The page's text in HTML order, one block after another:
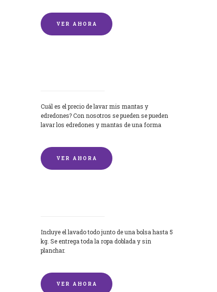
VER AHORA
Cuál es el precio de lavar mis mantas y
edredones? Con nosotros se pueden se pueden
lavar los edredones y mantas de una forma
VER AHORA
Incluye el lavado todo junto de una bolsa hasta 5
kg. Se entrega toda la ropa doblada y sin
planchar.
VER AHORA